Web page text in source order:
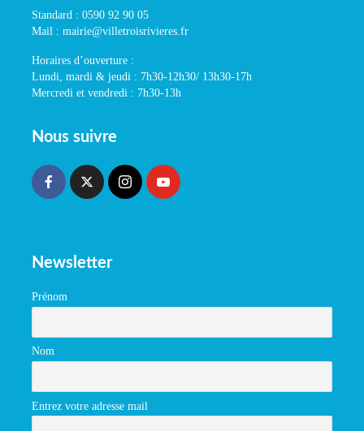
Standard : 0590 92 90 05
Mail : mairie@villetroisrivieres.fr
Horaires d’ouverture :
Lundi, mardi & jeudi : 7h30-12h30/ 13h30-17h
Mercredi et vendredi : 7h30-13h
Nous suivre
Newsletter
Prénom
Nom
Entrez votre adresse mail